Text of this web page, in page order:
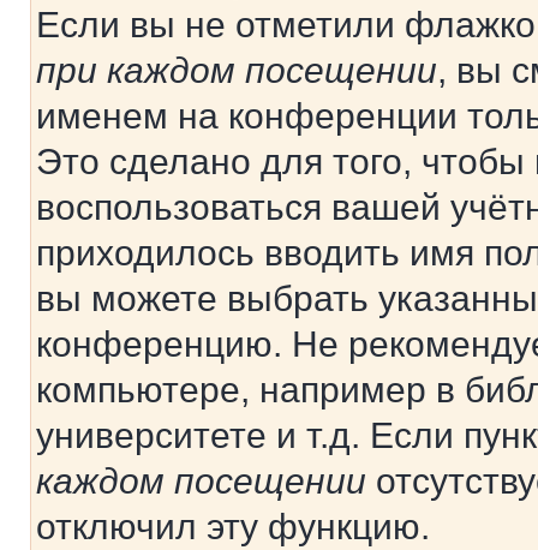
Если вы не отметили
при каждом посещении, вы
именем на конференции
Это сделано для того, чтобы
воспользоваться вашей
приходилось вводить имя
вы можете выбрать
конференцию. Не
компьютере, например в
университете и т.д. Если
каждом посещении
отключил эту функцию.